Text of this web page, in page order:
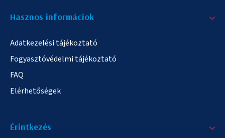
Hasznos informáciok
Adatkezelési tájékoztató
Fogyasztóvédelmi tájékoztató
FAQ
Elérhetőségek
Érintkezés